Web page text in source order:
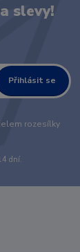
slevy!
Přihlásit se
rozesílky
dní.